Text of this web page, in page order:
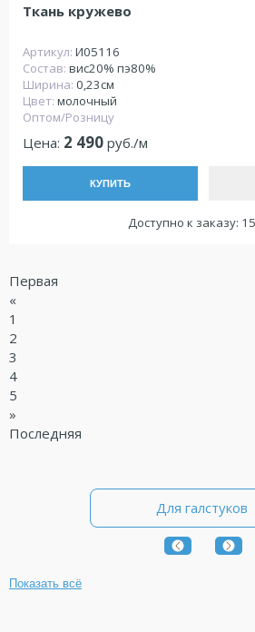
Ткань кружево
Артикул: И05116
Состав: вис20% пэ80%
Ширина: 0,23см
Цвет: молочный
Оптом/Розницу
Цена: 2 490 руб./м
КУПИТЬ
Доступно к заказу:
Первая
«
1
2
3
4
5
»
Последняя
Показать всё